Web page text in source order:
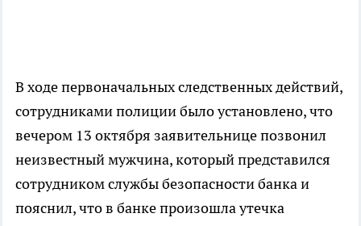
В ходе первоначальных следственных действий,
сотрудниками полиции было установлено, что
вечером 13 октября заявительнице позвонил
неизвестный мужчина, который представился
сотрудником службы безопасности банка и
пояснил, что в банке произошла утечка